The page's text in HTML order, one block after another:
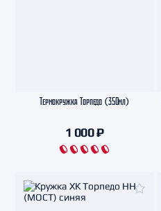
Термокружка Торпедо (350мл)
1 000 ₽